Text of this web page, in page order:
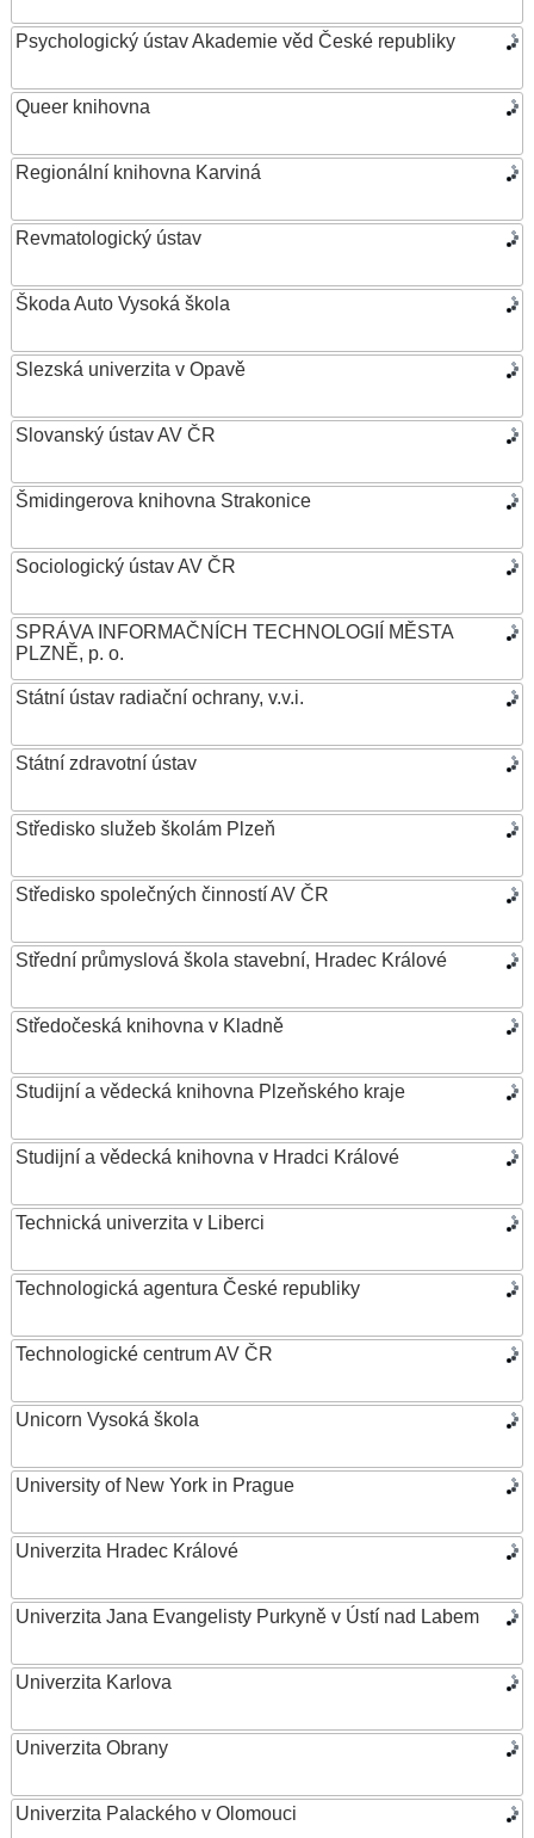
Psychologický ústav Akademie věd České republiky
Queer knihovna
Regionální knihovna Karviná
Revmatologický ústav
Škoda Auto Vysoká škola
Slezská univerzita v Opavě
Slovanský ústav AV ČR
Šmidingerova knihovna Strakonice
Sociologický ústav AV ČR
SPRÁVA INFORMAČNÍCH TECHNOLOGIÍ MĚSTA
PLZNĚ, p. o.
Státní ústav radiační ochrany, v.v.i.
Státní zdravotní ústav
Středisko služeb školám Plzeň
Středisko společných činností AV ČR
Střední průmyslová škola stavební, Hradec Králové
Středočeská knihovna v Kladně
Studijní a vědecká knihovna Plzeňského kraje
Studijní a vědecká knihovna v Hradci Králové
Technická univerzita v Liberci
Technologická agentura České republiky
Technologické centrum AV ČR
Unicorn Vysoká škola
University of New York in Prague
Univerzita Hradec Králové
Univerzita Jana Evangelisty Purkyně v Ústí nad Labem
Univerzita Karlova
Univerzita Obrany
Univerzita Palackého v Olomouci